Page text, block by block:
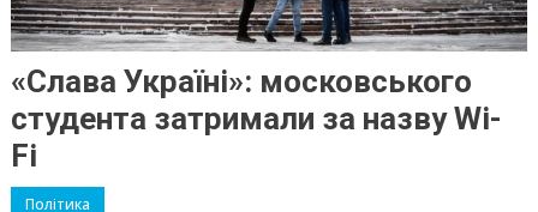
«Слава Україні»: московського
студента затримали за назву Wi-
Fi
Політика